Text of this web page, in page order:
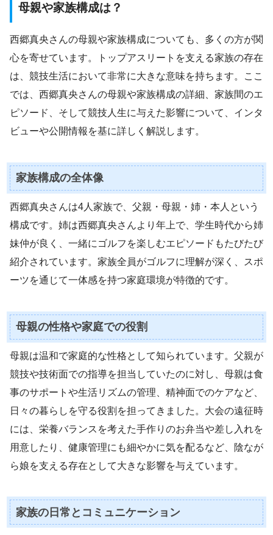
母親や家族構成は？
西郷真央さんの母親や家族構成についても、多くの方が関
心を寄せています。トップアスリートを支える家族の存在
は、競技生活において非常に大きな意味を持ちます。ここ
では、西郷真央さんの母親や家族構成の詳細、家族間のエ
ピソード、そして競技人生に与えた影響について、インタ
ビューや公開情報を基に詳しく解説します。
家族構成の全体像
西郷真央さんは4人家族で、父親・母親・姉・本人という
構成です。姉は西郷真央さんより年上で、学生時代から姉
妹仲が良く、一緒にゴルフを楽しむエピソードもたびたび
紹介されています。家族全員がゴルフに理解が深く、スポ
ーツを通じて一体感を持つ家庭環境が特徴的です。
母親の性格や家庭での役割
母親は温和で家庭的な性格として知られています。父親が
競技や技術面での指導を担当していたのに対し、母親は食
事のサポートや生活リズムの管理、精神面でのケアなど、
日々の暮らしを守る役割を担ってきました。大会の遠征時
には、栄養バランスを考えた手作りのお弁当や差し入れを
用意したり、健康管理にも細やかに気を配るなど、陰なが
ら娘を支える存在として大きな影響を与えています。
家族の日常とコミュニケーション